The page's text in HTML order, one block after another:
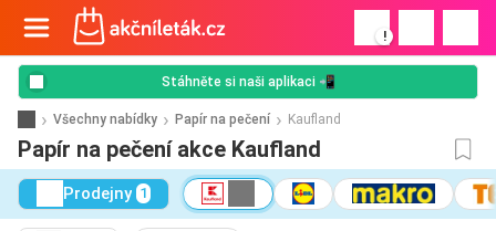
!
Stáhněte si naši aplikaci 📲
Všechny nabídky Papír na pečení Kaufland
Papír na pečení akce Kaufland
Prodejny 1